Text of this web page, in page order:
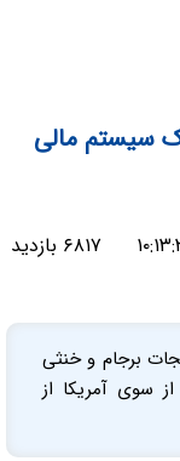
سیستم مالی
۶۸۱۷ بازدید
برجام و خنثی
سوی آمریکا از